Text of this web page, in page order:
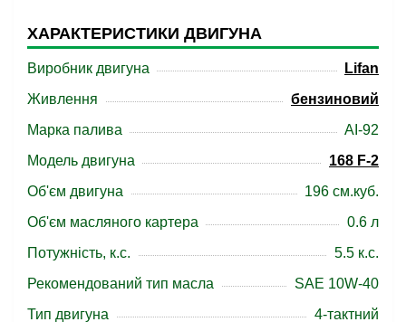
ХАРАКТЕРИСТИКИ ДВИГУНА
Виробник двигуна
Lifan
Живлення
бензиновий
Марка палива
АІ-92
Модель двигуна
168 F-2
Об'єм двигуна
196 см.куб.
Об'єм масляного картера
0.6 л
Потужність, к.с.
5.5 к.с.
Рекомендований тип масла
SAE 10W-40
Тип двигуна
4-тактний